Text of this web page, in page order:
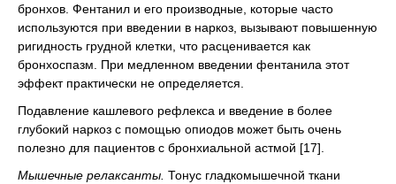
бронхов. Фентанил и его производные, которые часто
используются при введении в наркоз, вызывают повышенную
ригидность грудной клетки, что расценивается как
бронхоспазм. При медленном введении фентанила этот
эффект практически не определяется.
Подавление кашлевого рефлекса и введение в более
глубокий наркоз с помощью опиодов может быть очень
полезно для пациентов с бронхиальной астмой [17].
Мышечные релаксанты. Тонус гладкомышечной ткани